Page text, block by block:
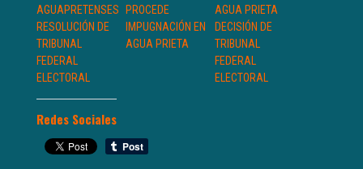
AGUAPRETENSES
RESOLUCIÓN DE
TRIBUNAL
FEDERAL
ELECTORAL
PROCEDE
IMPUGNACIÓN EN
AGUA PRIETA
AGUA PRIETA
DECISIÓN DE
TRIBUNAL
FEDERAL
ELECTORAL
Redes Sociales